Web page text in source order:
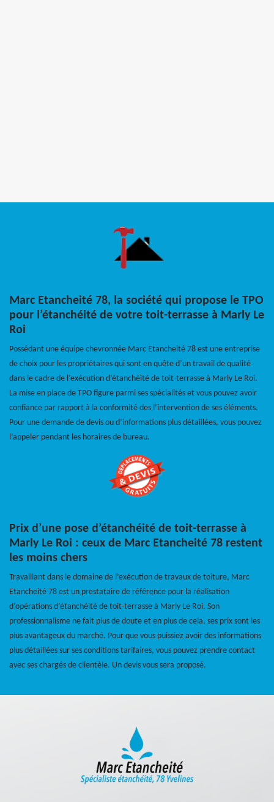
Marc Etancheité 78, la société qui propose le TPO
pour l’étanchéité de votre toit-terrasse à Marly Le
Roi
Possédant une équipe chevronnée Marc Etancheité 78 est une entreprise
de choix pour les propriétaires qui sont en quête d’un travail de qualité
dans le cadre de l’exécution d’étanchéité de toit-terrasse à Marly Le Roi.
La mise en place de TPO figure parmi ses spécialités et vous pouvez avoir
confiance par rapport à la conformité des l’intervention de ses éléments.
Pour une demande de devis ou d’informations plus détaillées, vous pouvez
l’appeler pendant les horaires de bureau.
Prix d’une pose d’étanchéité de toit-terrasse à
Marly Le Roi : ceux de Marc Etancheité 78 restent
les moins chers
Travaillant dans le domaine de l’exécution de travaux de toiture, Marc
Etancheité 78 est un prestataire de référence pour la réalisation
d’opérations d’étanchéité de toit-terrasse à Marly Le Roi. Son
professionnalisme ne fait plus de doute et en plus de cela, ses prix sont les
plus avantageux du marché. Pour que vous puissiez avoir des informations
plus détaillées sur ses conditions tarifaires, vous pouvez prendre contact
avec ses chargés de clientèle. Un devis vous sera proposé.